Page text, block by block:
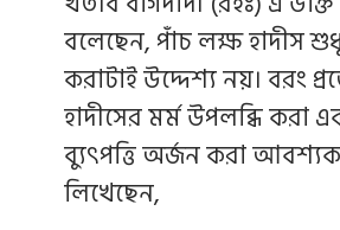
বলেছেন, পাঁচ লক্ষ হাদীস
করাটাই উদ্দেশ্য নয়। বরং
হাদীসের মর্ম উপলব্ধি করা
ব্যুৎপত্তি অর্জন করা
লিখেছেন,